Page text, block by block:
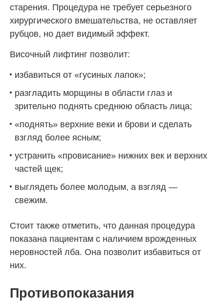
старения. Процедура не требует серьезного
хирургического вмешательства, не оставляет
рубцов, но дает видимый эффект.
Височный лифтинг позволит:
избавиться от «гусиных лапок»;
разгладить морщины в области глаз и
зрительно поднять среднюю область лица;
«поднять» верхние веки и брови и сделать
взгляд более ясным;
устранить «провисание» нижних век и верхних
частей щек;
выглядеть более молодым, а взгляд —
свежим.
Стоит также отметить, что данная процедура
показана пациентам с наличием врожденных
неровностей лба. Она позволит избавиться от
них.
Противопоказания